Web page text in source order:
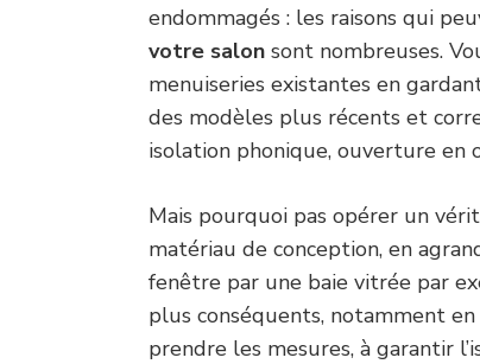
endommagés : les raisons qui
votre salon sont nombreuses.
menuiseries existantes en
des modèles plus récents et
isolation phonique, ouverture en
Mais pourquoi pas opérer un
matériau de conception, en
fenêtre par une baie vitrée par
plus conséquents, notamment
prendre les mesures, à garantir